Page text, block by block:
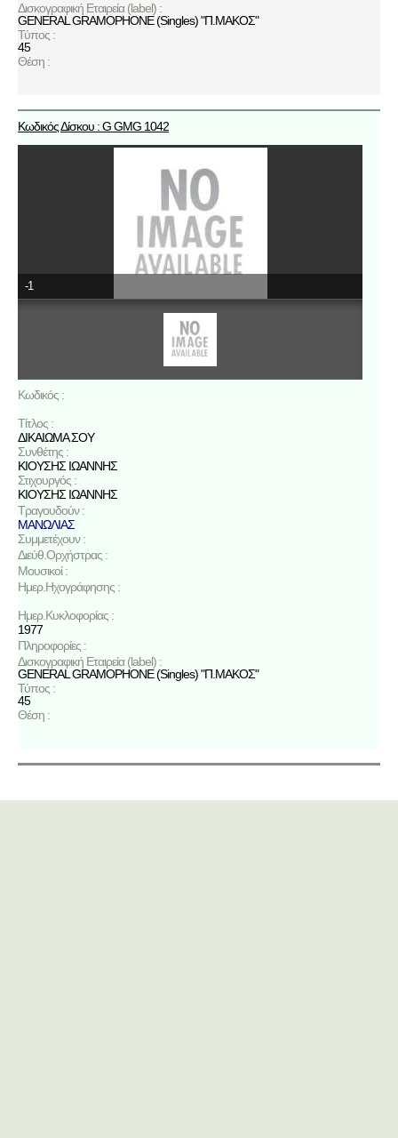
Δισκογραφική Εταιρεία (label) :
GENERAL GRAMOPHONE (Singles) "Π.ΜΑΚΟΣ"
Τύπος :
45
Θέση :
Κωδικός Δίσκου : G GMG 1042
-1
Κωδικός :
Τίτλος :
ΔΙΚΑΙΩΜΑ ΣΟΥ
Συνθέτης :
ΚΙΟΥΣΗΣ ΙΩΑΝΝΗΣ
Στιχουργός :
ΚΙΟΥΣΗΣ ΙΩΑΝΝΗΣ
Τραγουδούν :
ΜΑΝΩΛΙΑΣ
Συμμετέχουν :
Διεύθ.Ορχήστρας :
Μουσικοί :
Ημερ.Ηχογράφησης :
Ημερ.Κυκλοφορίας :
1977
Πληροφορίες :
Δισκογραφική Εταιρεία (label) :
GENERAL GRAMOPHONE (Singles) "Π.ΜΑΚΟΣ"
Τύπος :
45
Θέση :